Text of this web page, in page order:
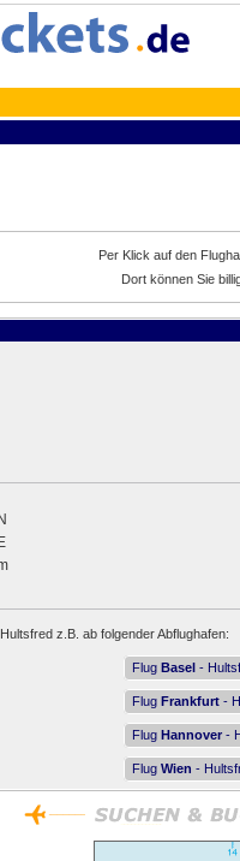
Per Klick auf den
Dort können Sie
N
E
z.B. ab folgender Abflughafen:
Flug Basel -
Flug Frankfurt -
Flug Hannover -
Flug Wien -